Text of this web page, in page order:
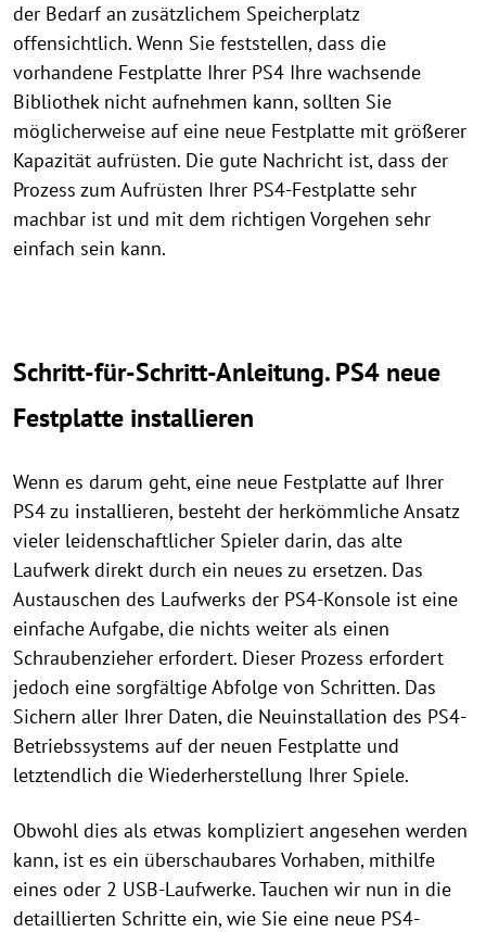
der Bedarf an zusätzlichem Speicherplatz
offensichtlich. Wenn Sie feststellen, dass die
vorhandene Festplatte Ihrer PS4 Ihre wachsende
Bibliothek nicht aufnehmen kann, sollten Sie
möglicherweise auf eine neue Festplatte mit größerer
Kapazität aufrüsten. Die gute Nachricht ist, dass der
Prozess zum Aufrüsten Ihrer PS4-Festplatte sehr
machbar ist und mit dem richtigen Vorgehen sehr
einfach sein kann.
Schritt-für-Schritt-Anleitung. PS4 neue
Festplatte installieren
Wenn es darum geht, eine neue Festplatte auf Ihrer
PS4 zu installieren, besteht der herkömmliche Ansatz
vieler leidenschaftlicher Spieler darin, das alte
Laufwerk direkt durch ein neues zu ersetzen. Das
Austauschen des Laufwerks der PS4-Konsole ist eine
einfache Aufgabe, die nichts weiter als einen
Schraubenzieher erfordert. Dieser Prozess erfordert
jedoch eine sorgfältige Abfolge von Schritten. Das
Sichern aller Ihrer Daten, die Neuinstallation des PS4-
Betriebssystems auf der neuen Festplatte und
letztendlich die Wiederherstellung Ihrer Spiele.
Obwohl dies als etwas kompliziert angesehen werden
kann, ist es ein überschaubares Vorhaben, mithilfe
eines oder 2 USB-Laufwerke. Tauchen wir nun in die
detaillierten Schritte ein, wie Sie eine neue PS4-